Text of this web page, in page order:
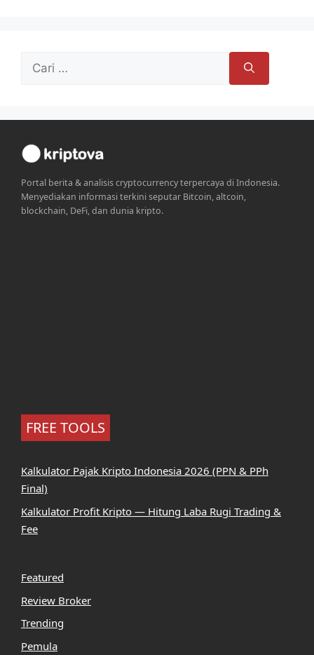
Cari
Portal berita & analisis cryptocurrency terpercaya di Indonesia.
Menyediakan informasi terkini seputar Bitcoin, altcoin,
blockchain, DeFi, dan dunia kripto.
FREE TOOLS
Kalkulator Pajak Kripto Indonesia 2026 (PPN & PPh
Final)
Kalkulator Profit Kripto — Hitung Laba Rugi Trading &
Fee
Featured
Review Broker
Trending
Pemula